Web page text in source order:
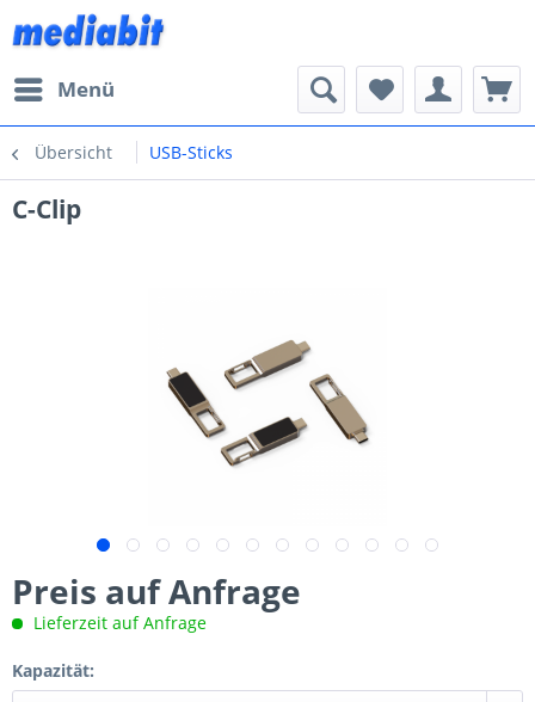
Menü
Übersicht USB-Sticks
C-Clip
Preis auf Anfrage
Lieferzeit auf Anfrage
Kapazität: